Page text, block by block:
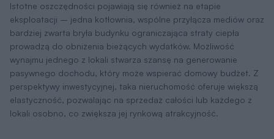
Istotne oszczędności pojawiają się również na etapie
eksploatacji – jedna kotłownia, wspólne przyłącza mediów oraz
bardziej zwarta bryła budynku ograniczająca straty ciepła
prowadzą do obniżenia bieżących wydatków. Możliwość
wynajmu jednego z lokali stwarza szansę na generowanie
pasywnego dochodu, który może wspierać domowy budżet. Z
perspektywy inwestycyjnej, taka nieruchomość oferuje większą
elastyczność, pozwalając na sprzedaż całości lub każdego z
lokali osobno, co zwiększa jej rynkową atrakcyjność.